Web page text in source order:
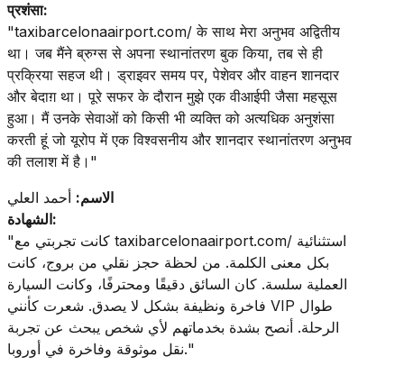
प्रशंसा:
"taxibarcelonaairport.com/ के साथ मेरा अनुभव अद्वितीय
था। जब मैंने ब्रुग्स से अपना स्थानांतरण बुक किया, तब से ही
प्रक्रिया सहज थी। ड्राइवर समय पर, पेशेवर और वाहन शानदार
और बेदाग़ था। पूरे सफर के दौरान मुझे एक वीआईपी जैसा महसूस
हुआ। मैं उनके सेवाओं को किसी भी व्यक्ति को अत्यधिक अनुशंसा
करती हूं जो यूरोप में एक विश्वसनीय और शानदार स्थानांतरण अनुभव
की तलाश में है।"
الاسم: أحمد العلي
الشهادة:
"كانت تجربتي مع taxibarcelonaairport.com/ استثنائية
بكل معنى الكلمة. من لحظة حجز نقلي من بروج، كانت
العملية سلسة. كان السائق دقيقًا ومحترفًا، وكانت السيارة
فاخرة ونظيفة بشكل لا يصدق. شعرت كأنني VIP طوال
الرحلة. أنصح بشدة بخدماتهم لأي شخص يبحث عن تجربة
نقل موثوقة وفاخرة في أوروبا."